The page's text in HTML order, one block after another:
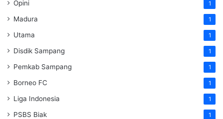
Opini 1
Madura 1
Utama 1
Disdik Sampang 1
Pemkab Sampang 1
Borneo FC 1
Liga Indonesia 1
PSBS Biak 1